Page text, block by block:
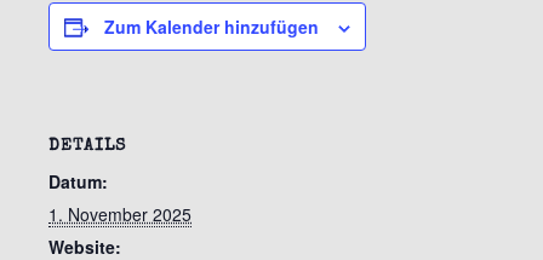
Zum Kalender hinzufügen
DETAILS
Datum:
1. November 2025
Website: